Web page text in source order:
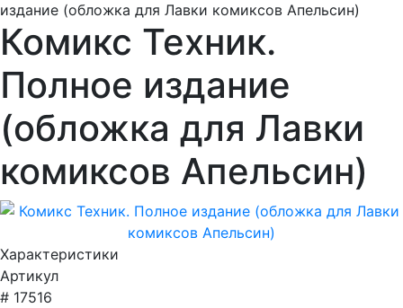
издание (обложка для Лавки комиксов Апельсин)
Комикс Техник.
Полное издание
(обложка для Лавки
комиксов Апельсин)
Характеристики
Артикул
# 17516